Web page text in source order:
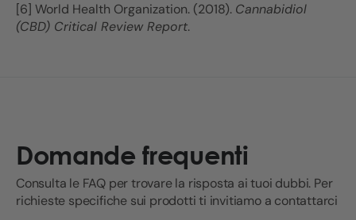
[6] World Health Organization. (2018). Cannabidiol
(CBD) Critical Review Report.
Domande frequenti
Consulta le FAQ per trovare la risposta ai tuoi dubbi. Per
richieste specifiche sui prodotti ti invitiamo a contattarci